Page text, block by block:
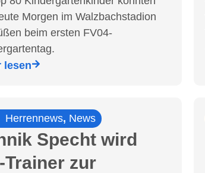
Morgen im Walzbachstadion
beim ersten FV04-
lesen
Herrennews, News
Specht wird
Trainer zur